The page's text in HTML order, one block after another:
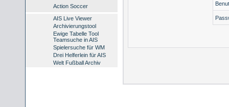
Action Soccer
AIS Live Viewer
Archivierungstool
Ewige Tabelle Tool
Teamsuche in AIS
Spielersuche für WM
Drei Helferlein für AIS
Welt Fußball Archiv